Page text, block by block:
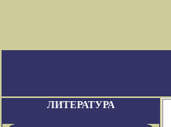
ЛИТЕРАТУРА